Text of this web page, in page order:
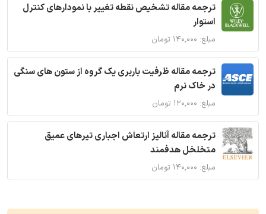
ترجمه مقاله تشخیص نقطه تغییر با نمودارهای کنترل
استوار
مبلغ: ۱۴۰,۰۰۰ تومان
ترجمه مقاله ظرفیت باربری یک گروه از ستون های سنگی
در خاک نرم
مبلغ: ۱۲۰,۰۰۰ تومان
ترجمه مقاله آنالیز ارتعاش اجباری تیرهای عمیق
متخلخل هدفمند
مبلغ: ۱۴۰,۰۰۰ تومان